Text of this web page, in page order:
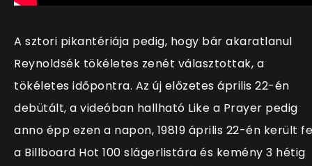
A sztori pikantériája pedig, hogy bár akaratlanul
Reynoldsék tökéletes zenét választottak, a
tökéletes időpontra. Az új előzetes április 22-én
debütált, a videóban hallható Like a Prayer pedig
anno épp ezen a napon, 19819 április 22-én került
a Billboard Hot 100 slágerlistára és kemény 3 hétig